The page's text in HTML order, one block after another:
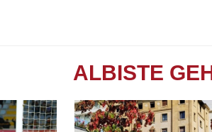
ALBISTE